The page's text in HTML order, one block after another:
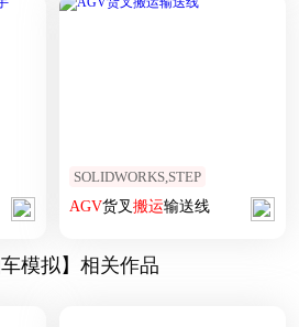
手
SOLIDWORKS,STEP
AGV货叉搬运输送线
模拟】相关作品